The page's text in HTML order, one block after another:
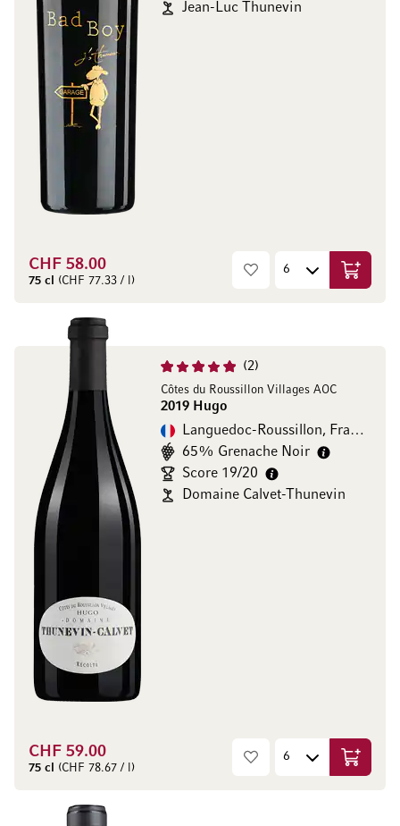
Jean-Luc Thunevin
CHF 58.00
75 cl (CHF 77.33 / l) In den
2
Côtes du Roussillon Villages AOC
2019 Hugo
Languedoc-Roussillon, Frankreich
65% Grenache Noir
Score 19/20
Domaine Calvet-Thunevin
CHF 59.00
75 cl (CHF 78.67 / l) In den